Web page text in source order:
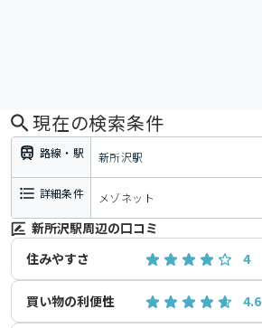
現在の検索条件
路線・駅 新所沢駅
詳細条件 メゾネット
新所沢駅周辺の口コミ
住みやすさ
4
買い物の利便性 4.6